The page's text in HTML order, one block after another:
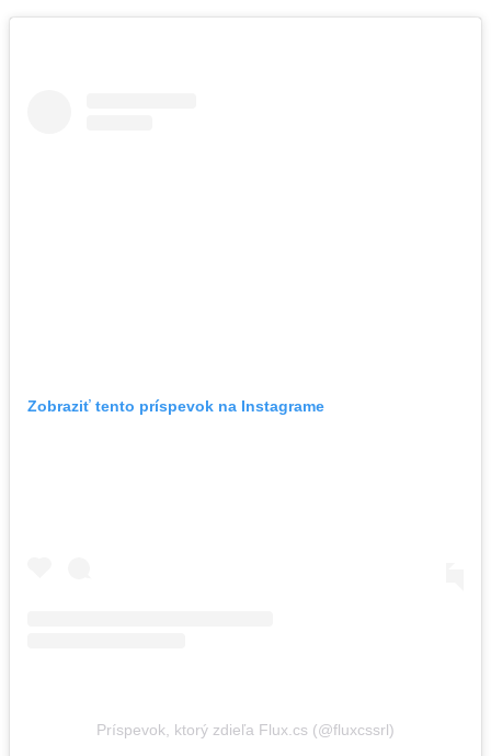
Zobraziť tento príspevok na Instagrame
Príspevok, ktorý zdieľa Flux.cs (@fluxcssrl)